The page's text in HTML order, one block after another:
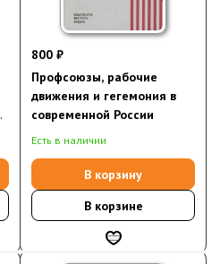
800 ₽
Профсоюзы, рабочие
движения и гегемония в
современной России
Есть в наличии
В корзину
В корзине